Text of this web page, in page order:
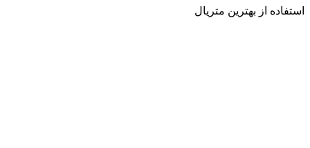
استفاده از بهترین متریال